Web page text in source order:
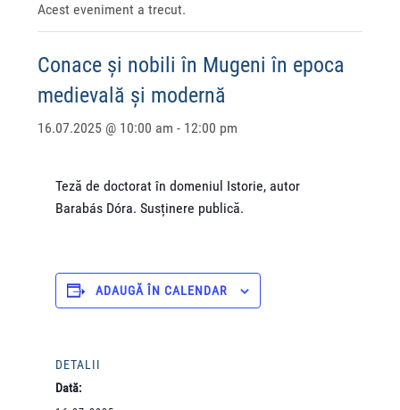
Acest eveniment a trecut.
Conace și nobili în Mugeni în epoca
medievală și modernă
16.07.2025 @ 10:00 am - 12:00 pm
Teză de doctorat în domeniul Istorie, autor
Barabás Dóra. Susținere publică.
ADAUGĂ ÎN CALENDAR
DETALII
Dată: